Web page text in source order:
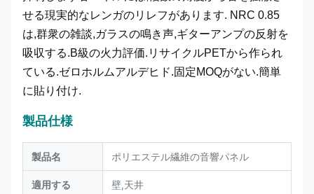
せる現実的なレンガのリレフがあります. NRC 0.85
は,群衆の雑談,ガラスの鳴き声,ギターアンプの反射を
吸収する.B級の火力評価.リサイクルPETから作られ
ている.ゼロホルムアルデヒド.固定MOQがない.簡単
に貼り付け.
製品仕様
製品名 ポリエステル繊維の音響パネル
適用する 壁,天井